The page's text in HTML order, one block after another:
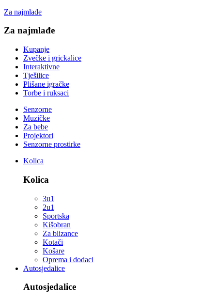
Za najmlađe
Za najmlađe
Kupanje
Zvečke i grickalice
Interaktivne
Tješilice
Plišane igračke
Torbe i ruksaci
Senzorne
Muzičke
Za bebe
Projektori
Senzorne prostirke
Kolica
Kolica
3u1
2u1
Sportska
Kišobran
Za blizance
Kotači
Košare
Oprema i dodaci
Autosjedalice
Autosjedalice